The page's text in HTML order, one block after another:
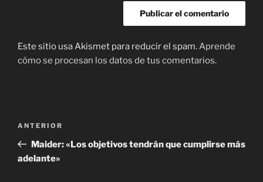
Este sitio usa Akismet para reducir el spam. Aprende
cómo se procesan los datos de tus comentarios.
Navegación
entradas
Entrada
anterior:
ANTERIOR
Maider: «Los objetivos tendrán que cumplirse más
adelante»